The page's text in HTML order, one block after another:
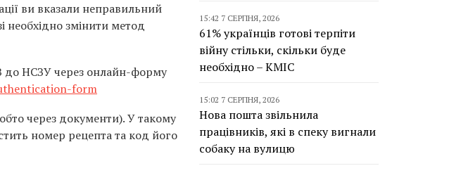
ви вказали неправильний
необхідно змінити метод
до НСЗУ через онлайн-форму
form
через документи). У такому
номер рецепта та код його
15:42 7 СЕРПНЯ, 2026
61% українців готові терпіти
війну стільки, скільки буде
необхідно – КМІС
15:02 7 СЕРПНЯ, 2026
Нова пошта звільнила
працівників, які в спеку вигнали
собаку на вулицю